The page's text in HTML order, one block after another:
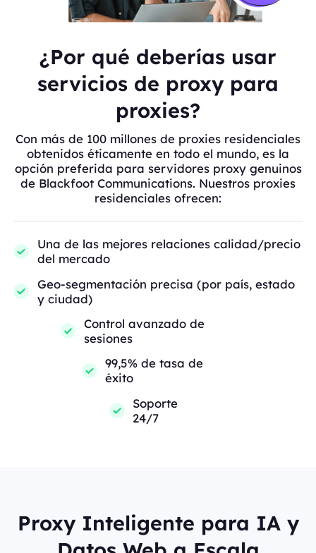
¿Por qué deberías usar
servicios de proxy para
proxies?
Con más de 100 millones de proxies residenciales
obtenidos éticamente en todo el mundo, es la
opción preferida para servidores proxy genuinos
de Blackfoot Communications. Nuestros proxies
residenciales ofrecen:
Una de las mejores relaciones calidad/precio
del mercado
Geo-segmentación precisa (por país, estado
y ciudad)
Control avanzado de
sesiones
99,5% de tasa de
éxito
Soporte
24/7
Proxy Inteligente para IA y